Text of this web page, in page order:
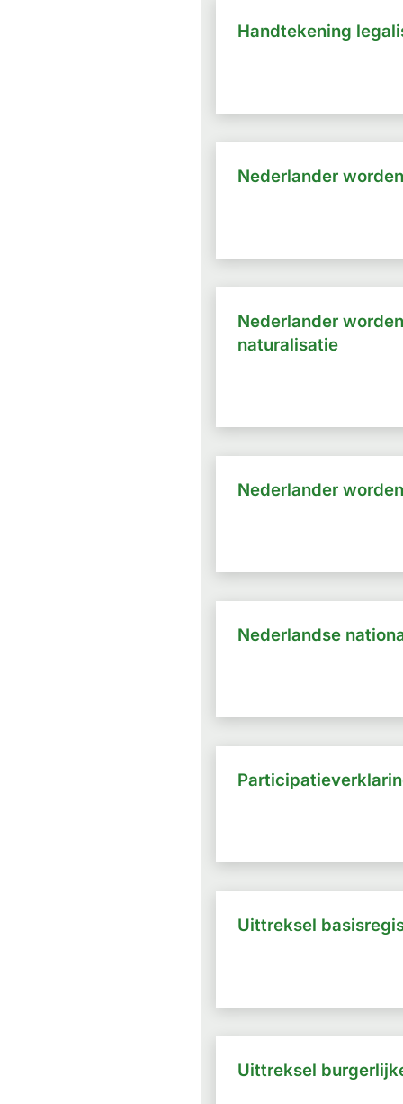
Handtekening
Nederlander worden
Nederlander
naturalisatie
Nederlander
Nederlandse
Uittreksel
Uittreksel